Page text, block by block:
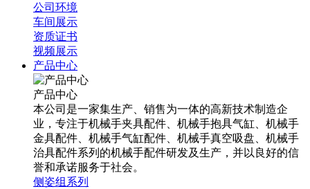
公司环境
车间展示
资质证书
视频展示
产品中心
产品中心
本公司是一家集生产、销售为一体的高新技术制造企
业，专注于机械手夹具配件、机械手抱具气缸、机械手
金具配件、机械手气缸配件、机械手真空吸盘、机械手
治具配件系列的机械手配件研发及生产，并以良好的信
誉和承诺服务于社会。
侧姿组系列